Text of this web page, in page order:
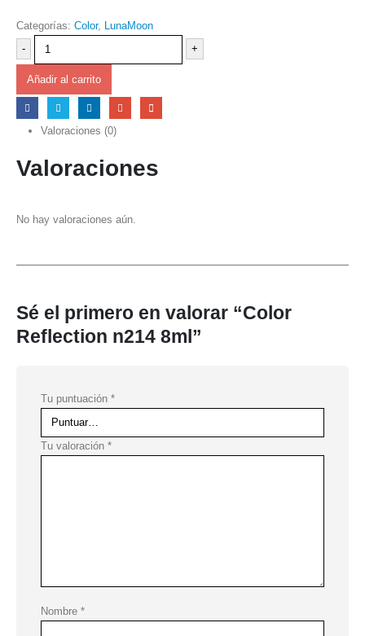
Categorías: Color,
LunaMoon
-
+
Añadir al carrito
Valoraciones (0)
Valoraciones
No hay valoraciones aún.
Sé el primero en valorar “Color
Reflection n214 8ml”
Tu puntuación *
Tu valoración *
Nombre *